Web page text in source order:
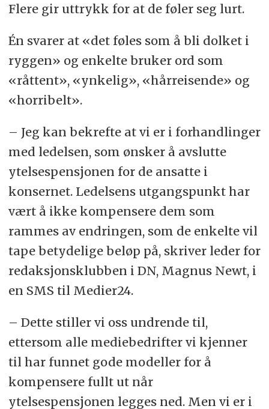
Flere gir uttrykk for at de føler seg lurt.
Én svarer at «det føles som å bli dolket i
ryggen» og enkelte bruker ord som
«råttent», «ynkelig», «hårreisende» og
«horribelt».
– Jeg kan bekrefte at vi er i forhandlinger
med ledelsen, som ønsker å avslutte
ytelsespensjonen for de ansatte i
konsernet. Ledelsens utgangspunkt har
vært å ikke kompensere dem som
rammes av endringen, som de enkelte vil
tape betydelige beløp på, skriver leder for
redaksjonsklubben i DN, Magnus Newt, i
en SMS til Medier24.
– Dette stiller vi oss undrende til,
ettersom alle mediebedrifter vi kjenner
til har funnet gode modeller for å
kompensere fullt ut når
ytelsespensjonen legges ned. Men vi er i